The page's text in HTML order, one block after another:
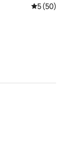
平均评分
5 (50)